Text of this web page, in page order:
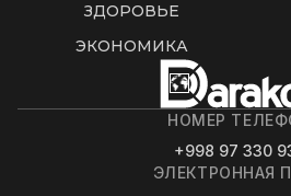
ЗДОРОВЬЕ
ЭКОНОМИКА
НОМЕР
+998 97 330
ЭЛЕКТРОННАЯ